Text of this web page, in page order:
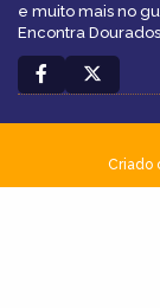
e muito mais no
Encontra Dourados.
Criado